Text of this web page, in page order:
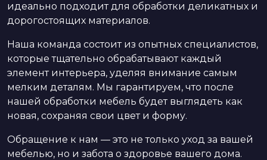
идеально подходит для обработки деликатных и
дорогостоящих материалов.
Наша команда состоит из опытных специалистов,
которые тщательно обрабатывают каждый
элемент интерьера, уделяя внимание самым
мелким деталям. Мы гарантируем, что после
нашей обработки мебель будет выглядеть как
новая, сохраняя свои цвет и форму.
Обращение к нам — это не только уход за вашей
мебелью, но и забота о здоровье вашего дома.